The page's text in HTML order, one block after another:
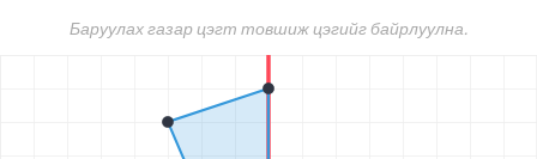
Баруулах газар цэгт товшиж цэгийг байрлуулна.